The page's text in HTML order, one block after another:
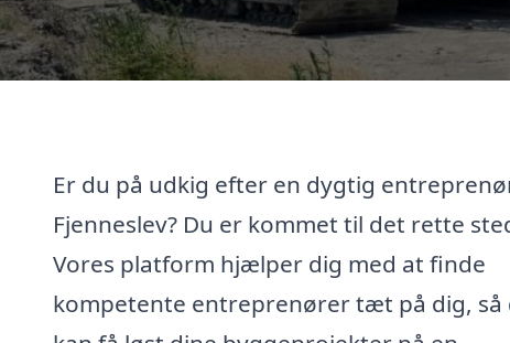
Er du på udkig efter en dygtig
Fjenneslev? Du er kommet til det rette
Vores platform hjælper dig med at finde
kompetente entreprenører tæt på dig, så